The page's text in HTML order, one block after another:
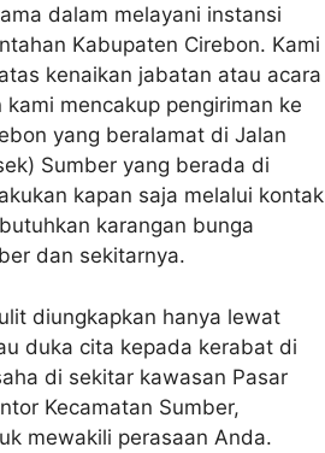
dalam melayani instansi
Kabupaten Cirebon. Kami
kenaikan jabatan atau acara
mencakup pengiriman ke
yang beralamat di Jalan
Sumber yang berada di
kapan saja melalui kontak
karangan bunga
dan sekitarnya.
diungkapkan hanya lewat
duka cita kepada kerabat di
di sekitar kawasan Pasar
Kecamatan Sumber,
mewakili perasaan Anda.